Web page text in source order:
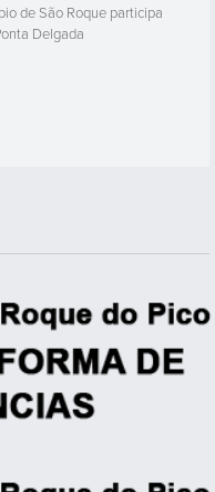
de São Roque participa
Delgada